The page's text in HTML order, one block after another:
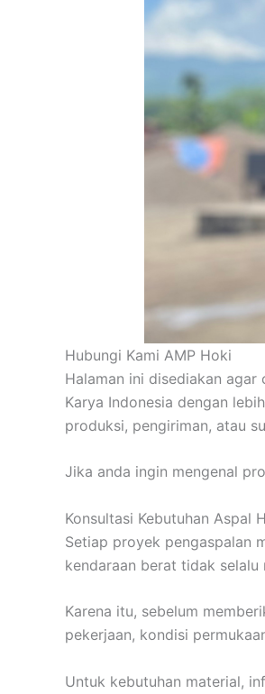
Hubungi Kami AMP Hoki
Halaman ini disediakan
Karya Indonesia dengan
produksi, pengiriman, atau
Jika anda ingin mengenal
Konsultasi Kebutuhan Aspal
Setiap proyek pengaspalan
kendaraan berat tidak
Karena itu, sebelum
pekerjaan, kondisi
Untuk kebutuhan material,